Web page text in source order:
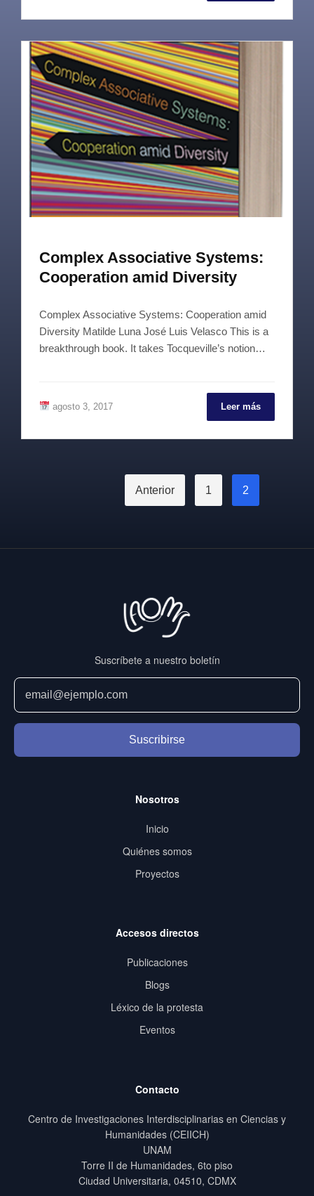
Complex Associative Systems:
Cooperation amid Diversity
Complex Associative Systems: Cooperation amid
Diversity Matilde Luna José Luis Velasco This is a
breakthrough book. It takes Tocqueville’s notion…
agosto 3, 2017 Leer más
PaginaciónAnterior 1 2
Suscríbete a nuestro boletín
Suscribirse
Nosotros
Inicio
Quiénes somos
Proyectos
Accesos directos
Publicaciones
Blogs
Léxico de la protesta
Eventos
Contacto
Centro de Investigaciones Interdisciplinarias en Ciencias y
Humanidades (CEIICH)
UNAM
Torre II de Humanidades, 6to piso
Ciudad Universitaria, 04510, CDMX